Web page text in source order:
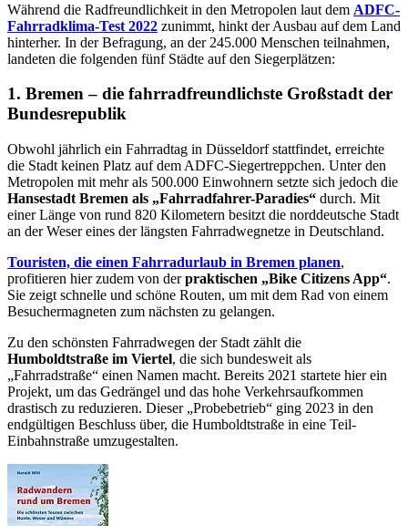
Während die Radfreundlichkeit in den Metropolen laut dem ADFC-
Fahrradklima-Test 2022 zunimmt, hinkt der Ausbau auf dem Land
hinterher. In der Befragung, an der 245.000 Menschen teilnahmen,
landeten die folgenden fünf Städte auf den Siegerplätzen:
1. Bremen – die fahrradfreundlichste Großstadt der
Bundesrepublik
Obwohl jährlich ein Fahrradtag in Düsseldorf stattfindet, erreichte
die Stadt keinen Platz auf dem ADFC-Siegertreppchen. Unter den
Metropolen mit mehr als 500.000 Einwohnern setzte sich jedoch die
Hansestadt Bremen als „Fahrradfahrer-Paradies“ durch. Mit
einer Länge von rund 820 Kilometern besitzt die norddeutsche Stadt
an der Weser eines der längsten Fahrradwegnetze in Deutschland.
Touristen, die einen Fahrradurlaub in Bremen planen,
profitieren hier zudem von derpraktischen „Bike Citizens App“.
Sie zeigt schnelle und schöne Routen, um mit dem Rad von einem
Besuchermagneten zum nächsten zu gelangen.
Zu den schönsten Fahrradwegen der Stadt zählt die
Humboldtstraße im Viertel, die sich bundesweit als
„Fahrradstraße“ einen Namen macht. Bereits 2021 startete hier ein
Projekt, um das Gedrängel und das hohe Verkehrsaufkommen
drastisch zu reduzieren. Dieser „Probebetrieb“ ging 2023 in den
endgültigen Beschluss über, die Humboldtstraße in eine Teil-
Einbahnstraße umzugestalten.